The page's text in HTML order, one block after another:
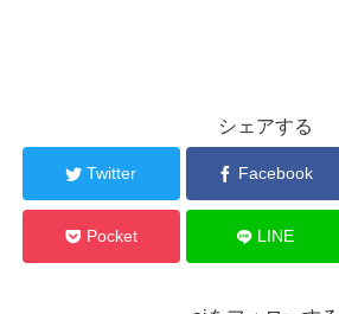
シェアする
Twitter Facebook
Pocket LINE